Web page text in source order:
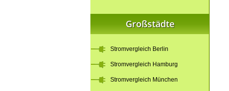
Großstädte
Stromvergleich Berlin
Stromvergleich Hamburg
Stromvergleich München